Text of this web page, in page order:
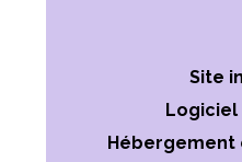
Site
Logiciel
Hébergement